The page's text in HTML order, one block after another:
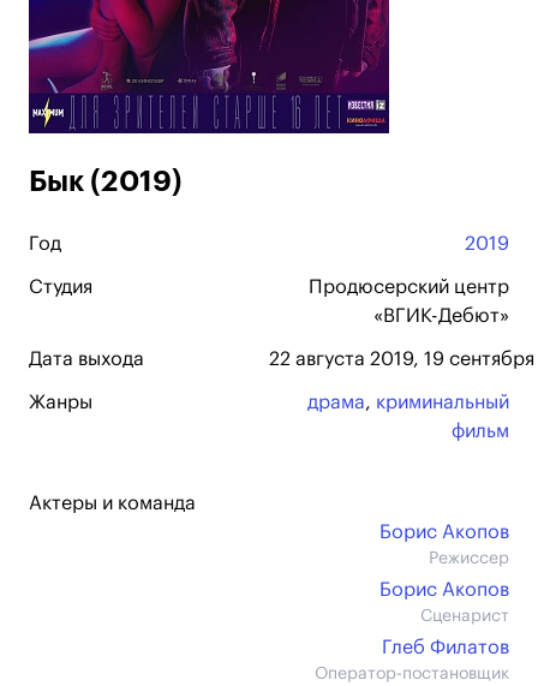
Бык (2019)
Год 2019
Студия
Продюсерский центр
«ВГИК-Дебют»
Дата выхода 22 августа 2019, 19
Жанры драма, криминальный
фильм
Актеры и команда
Борис Акопов
Режиссер
Борис Акопов
Сценарист
Глеб Филатов
Оператор-постановщик